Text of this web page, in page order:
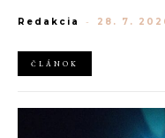
sviežosť, ktorú žiadny iný
aktuálnym trendom.
Redakcia - 28. 7.
ČLÁNOK